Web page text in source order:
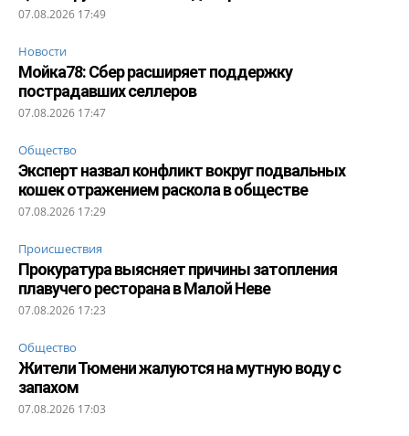
07.08.2026 17:49
Новости
Мойка78: Сбер расширяет поддержку
пострадавших селлеров
07.08.2026 17:47
Общество
Эксперт назвал конфликт вокруг подвальных
кошек отражением раскола в обществе
07.08.2026 17:29
Происшествия
Прокуратура выясняет причины затопления
плавучего ресторана в Малой Неве
07.08.2026 17:23
Общество
Жители Тюмени жалуются на мутную воду с
запахом
07.08.2026 17:03